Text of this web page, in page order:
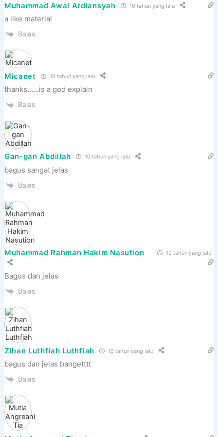
Muhammad Awal Ardiansyah 10 tahun yang lalu
a like material
Balas
Micanet 10 tahun yang lalu
thanks……is a god explain
Balas
Gan-gan Abdillah 10 tahun yang lalu
bagus sangat jelas
Balas
Muhammad Rahman Hakim Nasution 10 tahun yang lalu
Bagus dan jelas
Balas
Zihan Luthfiah Luthfiah 10 tahun yang lalu
bagus dan jelas bangetttt
Balas